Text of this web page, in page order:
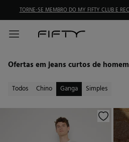
TORNE-SE MEMBRO DO MY FIFTY CLUB E
Ofertas em jeans curtos de homem
Todos Chino Ganga Simples